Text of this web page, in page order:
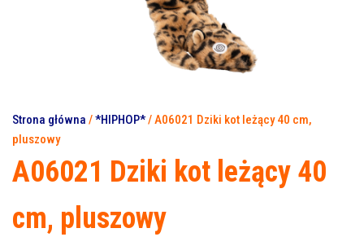
Strona główna /*HIPHOP*/ A06021 Dziki kot leżący 40 cm,
pluszowy
A06021 Dziki kot leżący 40
cm, pluszowy